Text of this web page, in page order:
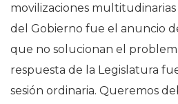
movilizaciones
del Gobierno fue el anuncio
que no solucionan el
respuesta de la Legislatura
sesión ordinaria. Queremos